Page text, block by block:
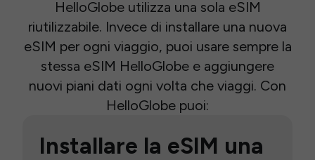
HelloGlobe utilizza una sola eSIM
riutilizzabile. Invece di installare una nuova
eSIM per ogni viaggio, puoi usare sempre la
stessa eSIM HelloGlobe e aggiungere
nuovi piani dati ogni volta che viaggi. Con
HelloGlobe puoi:
Installare la eSIM una